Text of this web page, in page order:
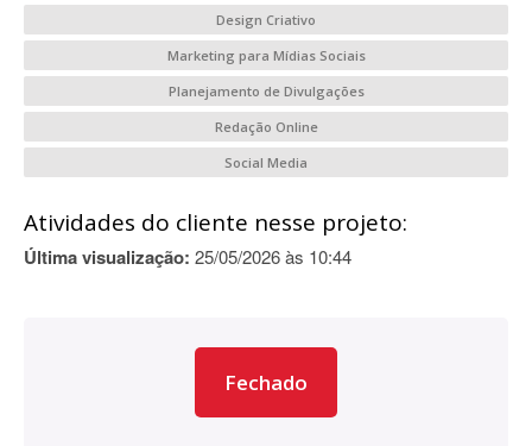
Design Criativo
Marketing para Mídias Sociais
Planejamento de Divulgações
Redação Online
Social Media
Atividades do cliente nesse projeto:
Última visualização: 25/05/2026 às 10:44
Fechado